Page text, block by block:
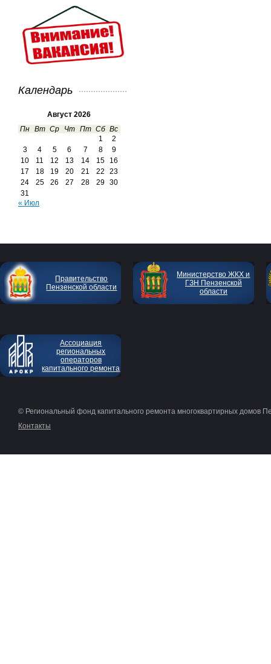
Календарь
Август 2026
Пн Вт Ср Чт Пт Сб Вс
1
2
3
4 5 6 7 8
9
10
11 12 13 14 15
16
17
18 19 20 21 22
23
24
25 26 27 28 29
30
31
« Июл
Правительство
Пензенской области
Министерство ЖКХ и
ГЗН Пензенской
области
Ассоциация
региональных
операторов
капитального ремонта
© Региональный фонд капитального ремонта многоквартирных домов
Контакты